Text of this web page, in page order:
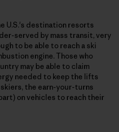
U.S.'s destination resorts
served by mass transit, very
to be able to reach a ski
engine. Those who
may be able to claim
needed to keep the lifts
the earn-your-turns
on vehicles to reach their